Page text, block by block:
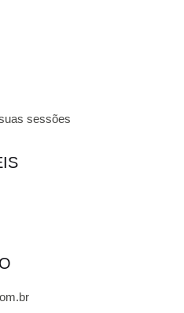
sessões